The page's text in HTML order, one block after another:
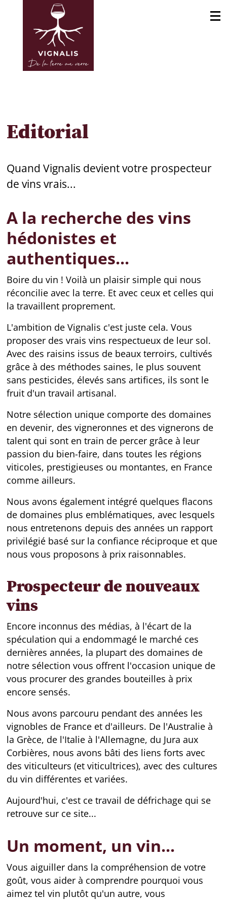
Editorial
Quand Vignalis devient votre prospecteur
de vins vrais...
A la recherche des vins
hédonistes et
authentiques...
Boire du vin ! Voilà un plaisir simple qui nous
réconcilie avec la terre. Et avec ceux et celles qui
la travaillent proprement.
L'ambition de Vignalis c'est juste cela. Vous
proposer des vrais vins respectueux de leur sol.
Avec des raisins issus de beaux terroirs, cultivés
grâce à des méthodes saines, le plus souvent
sans pesticides, élevés sans artifices, ils sont le
fruit d'un travail artisanal.
Notre sélection unique comporte des domaines
en devenir, des vigneronnes et des vignerons de
talent qui sont en train de percer grâce à leur
passion du bien-faire, dans toutes les régions
viticoles, prestigieuses ou montantes, en France
comme ailleurs.
Nous avons également intégré quelques flacons
de domaines plus emblématiques, avec lesquels
nous entretenons depuis des années un rapport
privilégié basé sur la confiance réciproque et que
nous vous proposons à prix raisonnables.
Prospecteur de nouveaux
vins
Encore inconnus des médias, à l'écart de la
spéculation qui a endommagé le marché ces
dernières années, la plupart des domaines de
notre sélection vous offrent l'occasion unique de
vous procurer des grandes bouteilles à prix
encore sensés.
Nous avons parcouru pendant des années les
vignobles de France et d'ailleurs. De l'Australie à
la Grèce, de l'Italie à l'Allemagne, du Jura aux
Corbières, nous avons bâti des liens forts avec
des viticulteurs (et viticultrices), avec des cultures
du vin différentes et variées.
Aujourd'hui, c'est ce travail de défrichage qui se
retrouve sur ce site...
Un moment, un vin...
Vous aiguiller dans la compréhension de votre
goût, vous aider à comprendre pourquoi vous
aimez tel vin plutôt qu'un autre, vous